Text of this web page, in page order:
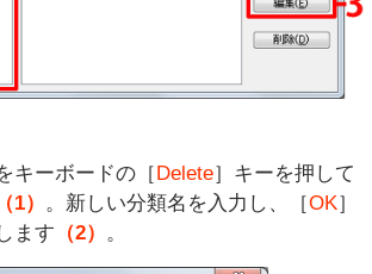
キーボードの［Delete］キーを押して
（1） 。新しい分類名を入力し、［OK］
ます （2） 。